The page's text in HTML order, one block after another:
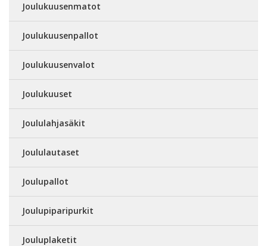
Joulukuusenmatot
Joulukuusenpallot
Joulukuusenvalot
Joulukuuset
Joululahjasäkit
Joululautaset
Joulupallot
Joulupiparipurkit
Jouluplaketit